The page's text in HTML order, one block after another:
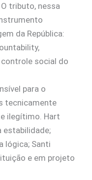
tributo, nessa
da República:
social do
para o
tecnicamente
ilegítimo. Hart
estabilidade;
lógica; Santi
e em projeto